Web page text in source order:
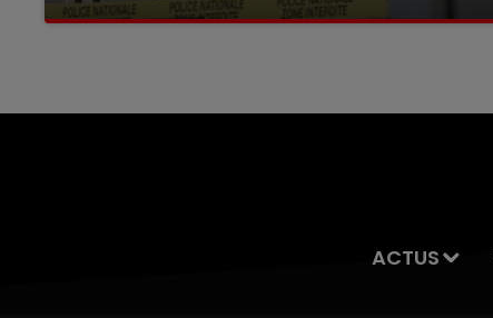
Selon les premiers éléments, le logement
ACTUS